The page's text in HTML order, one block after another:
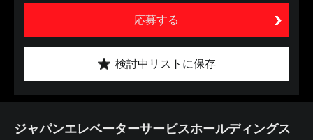
応募する
検討中リストに保存
ジャパンエレベーターサービスホールディングス